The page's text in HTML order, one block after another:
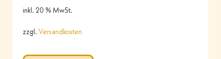
inkl. 20 % MwSt.
zzgl. Versandkosten